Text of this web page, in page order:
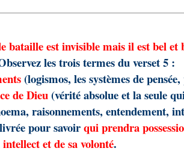
bataille est invisible mais il est bel et
les trois termes du verset 5 :
(logismos, les systèmes de
de Dieu(vérité absolue et la seule
raisonnements, entendement,
pour savoirqui prendra
et de sa volonté.